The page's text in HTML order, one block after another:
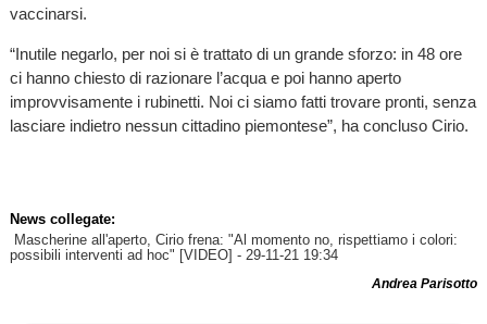
vaccinarsi.
“Inutile negarlo, per noi si è trattato di un grande sforzo: in 48 ore
ci hanno chiesto di razionare l’acqua e poi hanno aperto
improvvisamente i rubinetti. Noi ci siamo fatti trovare pronti, senza
lasciare indietro nessun cittadino piemontese”, ha concluso Cirio.
News collegate:
Mascherine all'aperto, Cirio frena: "Al momento no, rispettiamo i colori:
possibili interventi ad hoc" [VIDEO] - 29-11-21 19:34
Andrea Parisotto